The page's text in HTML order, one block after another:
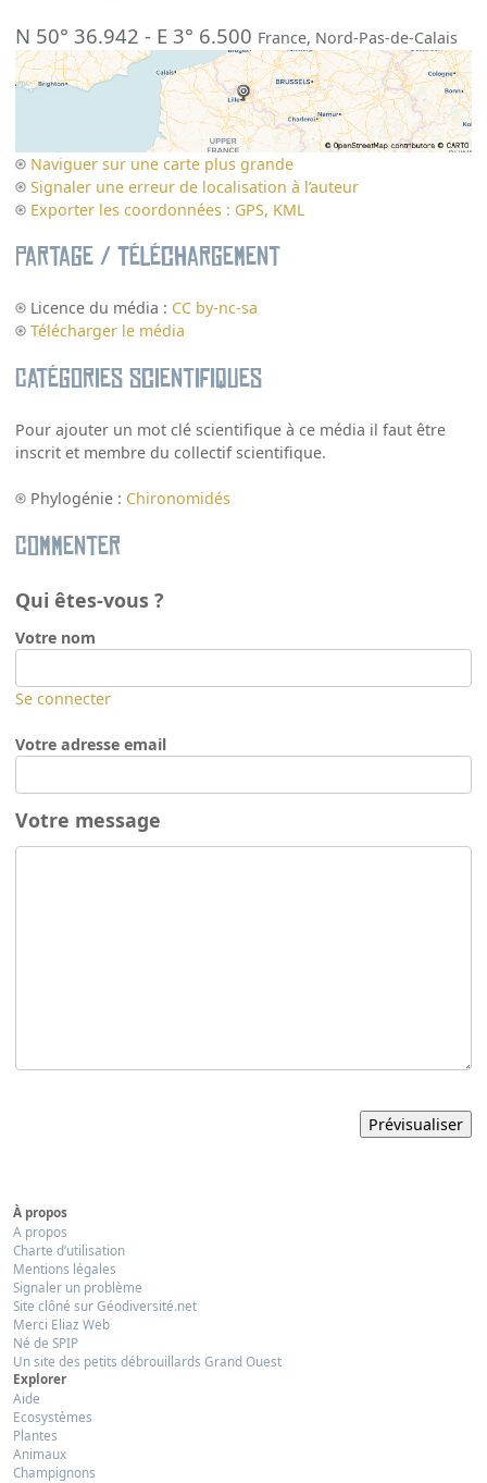
N 50° 36.942 - E 3° 6.500 France, Nord-Pas-de-Calais
Naviguer sur une carte plus grande
Signaler une erreur de localisation à l’auteur
Exporter les coordonnées : GPS, KML
Partage / Téléchargement
Licence du média : CC by-nc-sa
Télécharger le média
Catégories scientifiques
Pour ajouter un mot clé scientifique à ce média il faut être
inscrit et membre du collectif scientifique.
Phylogénie : Chironomidés
Commenter
Qui êtes-vous ?
Votre nom
Se connecter
Votre adresse email
Votre message
À propos
A propos
Charte d’utilisation
Mentions légales
Signaler un problème
Site clôné sur Géodiversité.net
Merci Eliaz Web
Né de SPIP
Un site des petits débrouillards Grand Ouest
Explorer
Aide
Ecosystèmes
Plantes
Animaux
Champignons